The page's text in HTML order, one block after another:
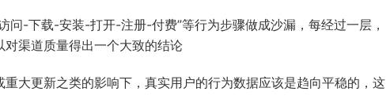
问-下载-安装-打开-注册-付费”等行为步骤做成沙漏，每经过一层，
渠道质量得出一个大致的结论
大更新之类的影响下，真实用户的行为数据应该是趋向平稳的，这